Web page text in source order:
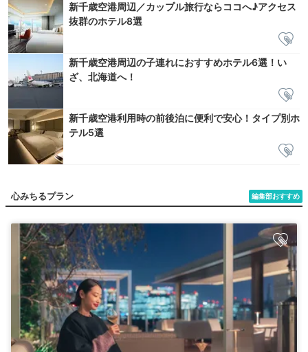
新千歳空港周辺／カップル旅行ならココへ♪アクセス
抜群のホテル8選
新千歳空港周辺の子連れにおすすめホテル6選！い
ざ、北海道へ！
新千歳空港利用時の前後泊に便利で安心！タイプ別ホ
テル5選
編集部おすすめ
心みちるプラン